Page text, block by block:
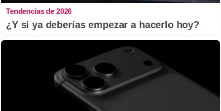
Tendencias de 2026
¿Y si ya deberías empezar a hacerlo hoy?